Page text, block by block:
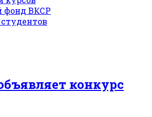
фонд ВКСР
конкурс